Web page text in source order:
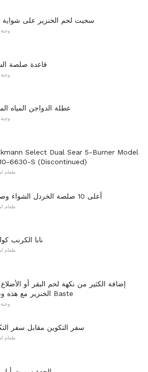
سحبت لحم الخنزير على شواية
قاعدة صلصة
عطلة الدواجن المياه
Select Dual Sear 5-Burner Model
6630-S (Discontinued)
طعام
أعلى 10 صلصة الخردل الشواء وصفات
طعام
نابا الكرنب
طعام
إضافة الكثير من نكهة لحم البقر أو
الخنزير مع هذه وصفة Baste
سفر التكوين مقابل سفر
طعام